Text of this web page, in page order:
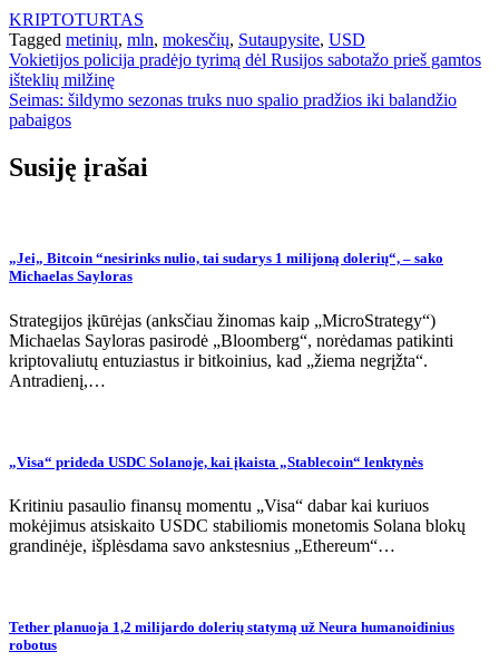
KRIPTOTURTAS
Tagged metinių, mln, mokesčių, Sutaupysite, USD
Navigacija
tarp
įrašų
Vokietijos policija pradėjo tyrimą dėl Rusijos sabotažo prieš gamtos
išteklių milžinę
Seimas: šildymo sezonas truks nuo spalio pradžios iki balandžio
pabaigos
Susiję įrašai
„Jei„ Bitcoin “nesirinks nulio, tai sudarys 1 milijoną dolerių“, – sako
Michaelas Sayloras
Strategijos įkūrėjas (anksčiau žinomas kaip „MicroStrategy“)
Michaelas Sayloras pasirodė „Bloomberg“, norėdamas patikinti
kriptovaliutų entuziastus ir bitkoinius, kad „žiema negrįžta“.
Antradienį,…
„Visa“ prideda USDC Solanoje, kai įkaista „Stablecoin“ lenktynės
Kritiniu pasaulio finansų momentu „Visa“ dabar kai kuriuos
mokėjimus atsiskaito USDC stabiliomis monetomis Solana blokų
grandinėje, išplėsdama savo ankstesnius „Ethereum“…
Tether planuoja 1,2 milijardo dolerių statymą už Neura humanoidinius
robotus